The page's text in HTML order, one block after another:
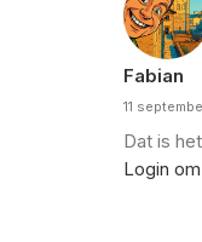
Fabian
11
Dat is
Login